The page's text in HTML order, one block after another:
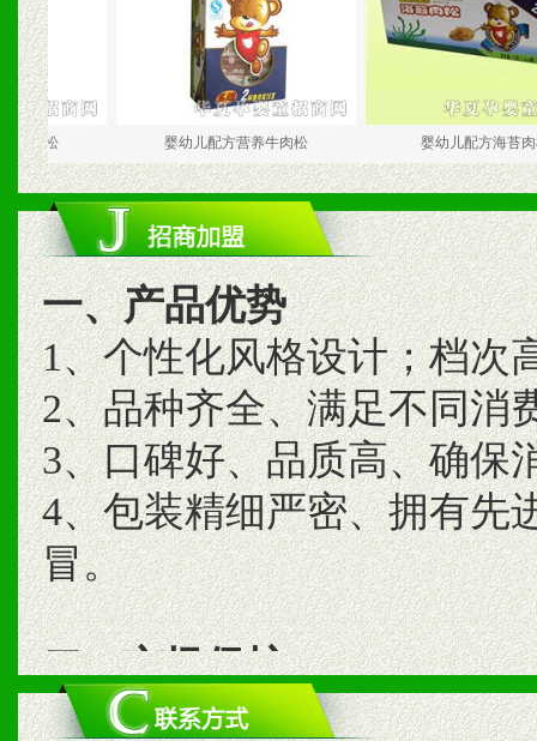
婴幼儿配方营养牛肉松 婴幼儿配方海苔肉松
一、产品优势
1、个性化风格设计；档次
2、品种齐全、满足不同消
3、口碑好、品质高、确保
4、包装精细严密、拥有先
冒。
二、市场保护
1、统一市场价格；建立全